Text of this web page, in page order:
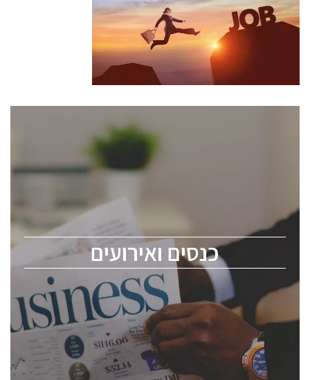
כנסים ואירועים
כנסים ואירועים
לכל העוסקים בתעשיית הסמיקונדקטור כולל מהנדסים,
מומחים מקצועיים ובכירים.
ChipEx2026 will be held on May 12-13, 2026. The
conference is intended for everyone involved in the
semiconductor industry, including engineers,
professional experts, and senior executives.
לחץ לפרטים